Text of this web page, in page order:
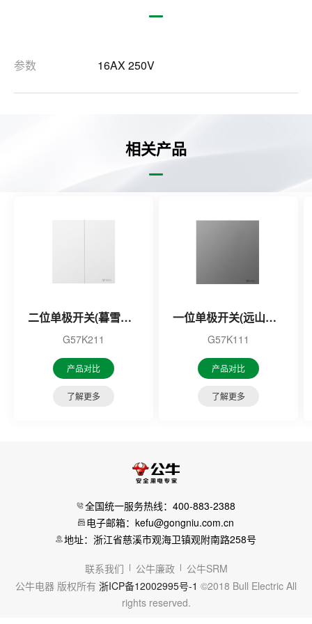
参数 16AX 250V
相关产品
二位单极开关(暮雪白)16A
G57K211
产品对比
了解更多
一位单极开关(远山灰)16A
G57K111
产品对比
了解更多
全国统一服务热线：400-883-2388
电子邮箱：kefu@gongniu.com.cn
地址：浙江省慈溪市观海卫镇观附南路258号
联系我们 公牛廉政
公牛SRM
公牛电器 版权所有 浙ICP备12002995号-1 ©2018 Bull Electric All
rights reserved.